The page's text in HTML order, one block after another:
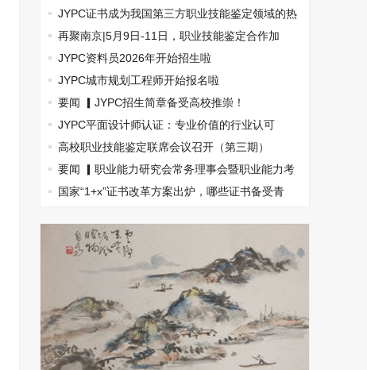
​JYPC证书成为我国第三方职业技能鉴定领域的热
门话题
再聚南京|5月9日-11日，职业技能鉴定合作加
盟，南京国际展览中心见！
JYPC资料员2026年开始招生啦
JYPC城市规划工程师开始报名啦
要闻 ▎JYPC招生简章备受高校推崇！
JYPC平面设计师认证：专业价值的行业认可
高校职业技能鉴定联席会议召开（第三期）
要闻 ▎职业能力研究会常务理事会暨职业能力考
试指南丛书主编会(图文)
国家“1+x”证书改革方案出炉，哪些证书备受青